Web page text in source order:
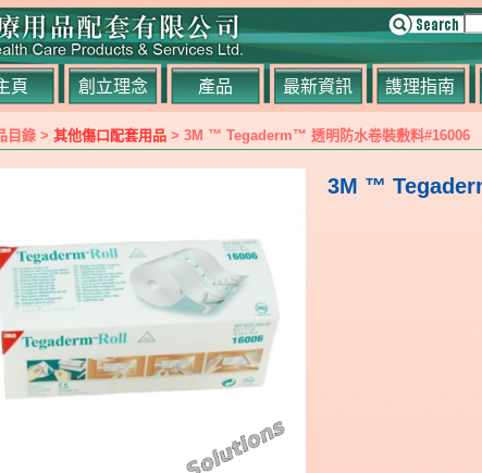
頁 創立理念 產品 最新資訊 謢理指南
目錄 > 其他傷口配套用品 > 3M ™ Tegaderm™ 透明防水卷裝敷料#16006
3M ™